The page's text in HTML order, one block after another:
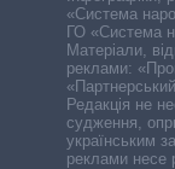
«Система
ГО «Система
Матеріали,
реклами:
Редакція не
судження,
українським
реклами несе